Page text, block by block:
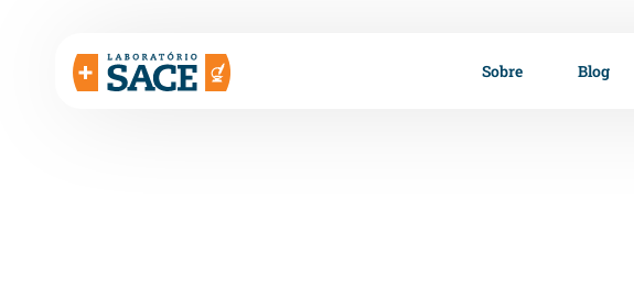
Sobre Blog